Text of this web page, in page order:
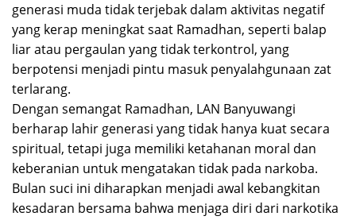
generasi muda tidak terjebak dalam aktivitas negatif
yang kerap meningkat saat Ramadhan, seperti balap
liar atau pergaulan yang tidak terkontrol, yang
berpotensi menjadi pintu masuk penyalahgunaan zat
terlarang.
Dengan semangat Ramadhan, LAN Banyuwangi
berharap lahir generasi yang tidak hanya kuat secara
spiritual, tetapi juga memiliki ketahanan moral dan
keberanian untuk mengatakan tidak pada narkoba.
Bulan suci ini diharapkan menjadi awal kebangkitan
kesadaran bersama bahwa menjaga diri dari narkotika